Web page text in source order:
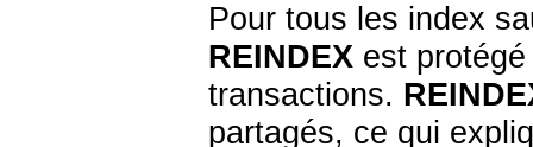
Pour tous les index
REINDEX est
transactions.
partagés, ce qui